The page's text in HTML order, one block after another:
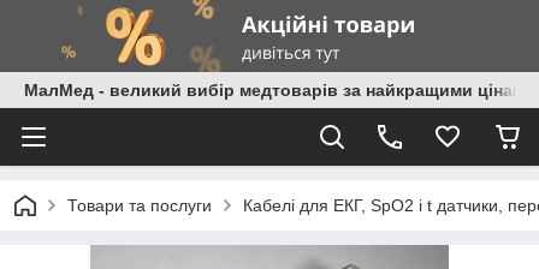
МалМед - великий вибір медтоварів за найкращими цінами
Товари та послуги Кабелі для ЕКГ, SpO2 і t датчики,